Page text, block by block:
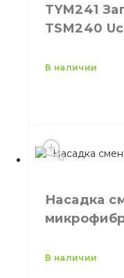
Размер
Назначение
TYM241
TSM240
Размер
Назначение
Материал
в наличии
Насадка
в наличии